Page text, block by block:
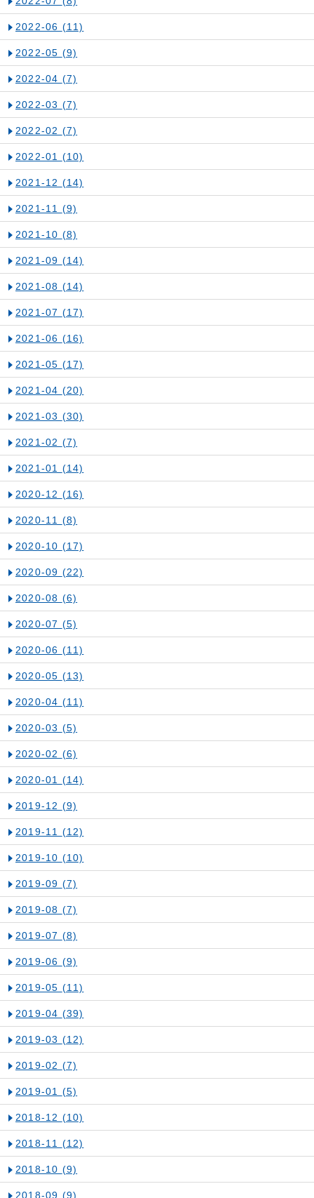
2022-06 (11)
2022-05 (9)
2022-04 (7)
2022-03 (7)
2022-02 (7)
2022-01 (10)
2021-12 (14)
2021-11 (9)
2021-10 (8)
2021-09 (14)
2021-08 (14)
2021-07 (17)
2021-06 (16)
2021-05 (17)
2021-04 (20)
2021-03 (30)
2021-02 (7)
2021-01 (14)
2020-12 (16)
2020-11 (8)
2020-10 (17)
2020-09 (22)
2020-08 (6)
2020-07 (5)
2020-06 (11)
2020-05 (13)
2020-04 (11)
2020-03 (5)
2020-02 (6)
2020-01 (14)
2019-12 (9)
2019-11 (12)
2019-10 (10)
2019-09 (7)
2019-08 (7)
2019-07 (8)
2019-06 (9)
2019-05 (11)
2019-04 (39)
2019-03 (12)
2019-02 (7)
2019-01 (5)
2018-12 (10)
2018-11 (12)
2018-10 (9)
2018-09 (9)